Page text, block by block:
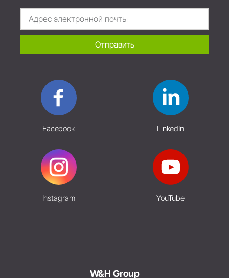
Отправить
Facebook LinkedIn
Instagram YouTube
W&H Group